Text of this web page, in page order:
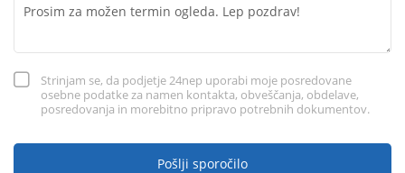
Strinjam se, da podjetje 24nep uporabi moje posredovane
osebne podatke za namen kontakta, obveščanja, obdelave,
posredovanja in morebitno pripravo potrebnih dokumentov.
Pošlji sporočilo